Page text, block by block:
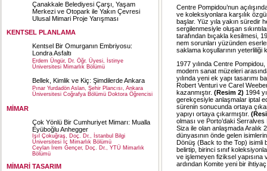
Çanakkale Belediyesi Çarşı, Yaşam
Merkezi ve Otopark ile Yakın Çevresi
Ulusal Mimari Proje Yarışması
KENTSEL PLANLAMA
Kentsel Bir Omurganın Embriyosu:
Londra Asfaltı
Erdem Üngür, Dr. Öğr. Üyesi, İstinye
Üniversitesi Mimarlık Bölümü
Bellek, Kimlik ve Kiç: Şimdilerde Ankara
Pınar Yurdadön Aslan, Şehir Plancısı, Ankara
Üniversitesi Coğrafya Bölümü Doktora Öğrencisi
MİMAR
Çok Yönlü Bir Cumhuriyet Mimarı: Mualla
Eyüboğlu Anhegger
Işıl Çokuğraş, Doç. Dr., İstanbul Bilgi
Üniversitesi İç Mimarlık Bölümü
Ceylan İrem Gençer, Doç. Dr., YTÜ Mimarlık
Bölümü
MİMARİ TASARIM
Centre Pompidou’nun
ve koleksiyonlara karşılık
başlar. Yüz yıla yakın süredir
sergilenmesiyle oluşan
tarafından bıçakla kesilmesi,
nem sorunları yüzünden
saklama koşullarının
1977 yılında Centre
modern sanat müzeleri
yılında yeni ek yapı tasarımı
Robert Venturi ve Carel
kazanmıştır. (Resim 2) 1994
gerekçesiyle anlaşmalar iptal
sürenin sonucunda ortaya
yapıyı ortaya çıkarmıştır.
olması ve Porto’daki
Siza ile olan anlaşmada Aralık
dünyasının önde gelen
Dönüş (Back to the Top) isimli
belirtip, birinci sınıf
ve işlemeyen fiziksel yapısına
ardından Komite yeni bir